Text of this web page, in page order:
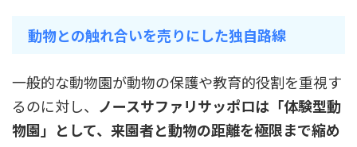
動物との触れ合いを売りにした独自路線
一般的な動物園が動物の保護や教育的役割を重視す
るのに対し、 ノースサファリサッポロは「体験型動
物園」として、来園者と動物の距離を極限まで縮め